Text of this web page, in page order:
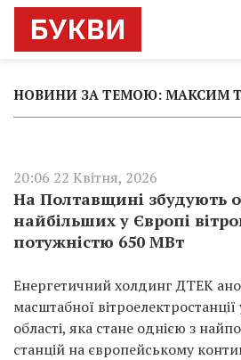
НОВИНИ ЗА ТЕМОЮ: МАКСИМ
20:06 22 Квітня, 2026
На Полтавщині збудують
найбільших у Європі
потужністю 650 МВт
Енергетичний холдинг ДТЕК
масштабної
області, яка стане однією з
станцій на європейському